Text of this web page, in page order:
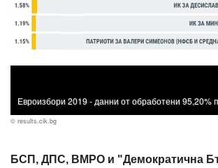
Евроизбори 2019 - данни от обработени 95,20%
© results.cik.bg
БСП, ДПС, ВМРО и "Демократична